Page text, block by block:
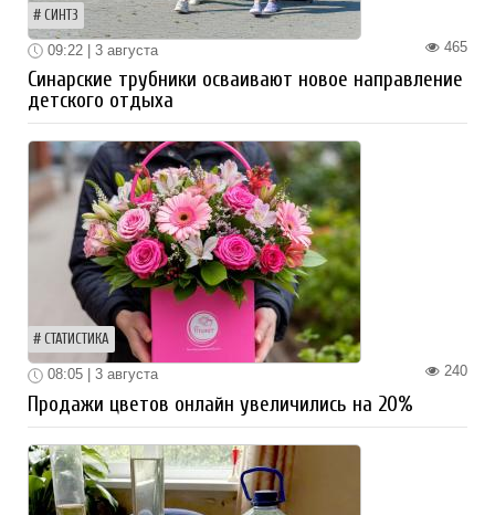
СИНТЗ
465
09:22 | 3 августа
Синарские трубники осваивают новое направление
детского отдыха
СТАТИСТИКА
240
08:05 | 3 августа
Продажи цветов онлайн увеличились на 20%